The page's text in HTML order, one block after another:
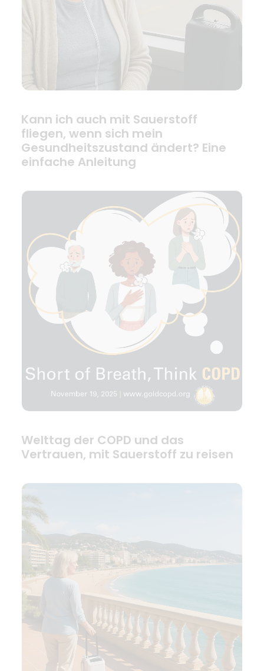
Kann ich auch mit Sauerstoff
fliegen, wenn sich mein
Gesundheitszustand ändert? Eine
einfache Anleitung
Welttag der COPD und das
Vertrauen, mit Sauerstoff zu reisen